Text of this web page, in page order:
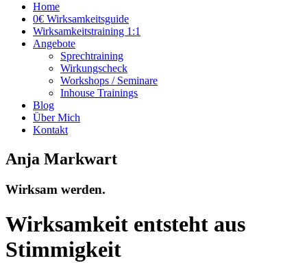
Home
0€ Wirksamkeitsguide
Wirksamkeitstraining 1:1
Angebote
Sprechtraining
Wirkungscheck
Workshops / Seminare
Inhouse Trainings
Blog
Über Mich
Kontakt
Anja Markwart
Wirksam werden.
Wirksamkeit entsteht aus
Stimmigkeit